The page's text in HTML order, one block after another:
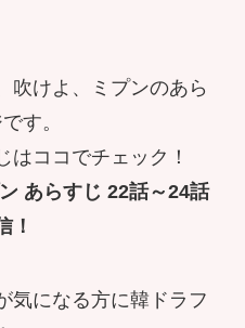
吹けよ、ミプンのあら
す。
はココでチェック！
あらすじ 22話～24話
！
気になる方に韓ドラフ